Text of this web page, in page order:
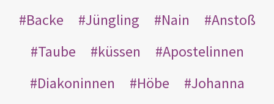
Backe
Jüngling Nain
Anstoß
Taube
küssen
Apostelinnen
Diakoninnen
Höbe
Johanna